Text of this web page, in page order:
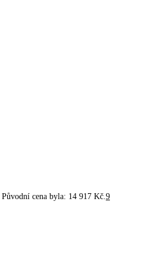
Původní cena byla: 14 917 Kč.9